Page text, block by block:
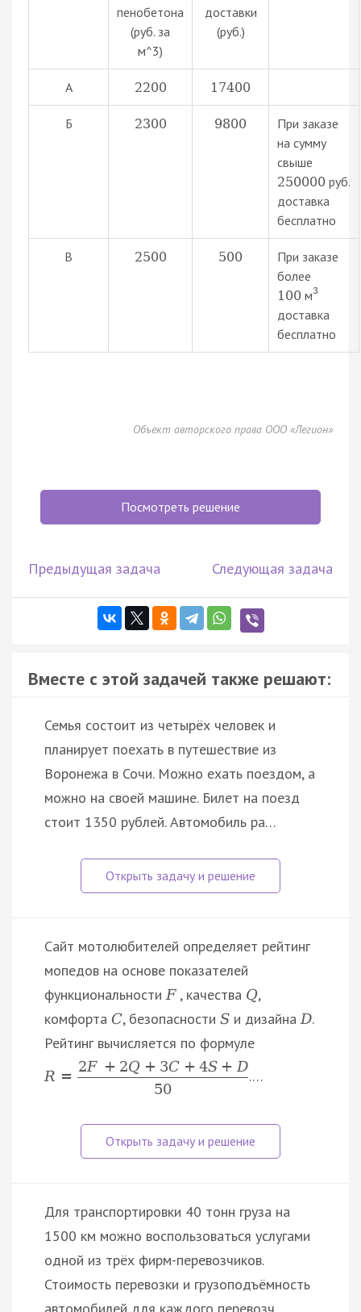
пенобетона
(руб. за
м^3)
доставки
(руб.)
А 2200 17400
Б 2300 9800
При заказе
на сумму
свыше
250000 руб.
доставка
бесплатно
В 2500 500
При заказе
более
100 м3
доставка
бесплатно
Объект авторского права ООО «Легион»
Посмотреть решение
Предыдущая задача Следующая задача
Вместе с этой задачей также решают:
Семья состоит из четырёх человек и
планирует поехать в путешествие из
Воронежа в Сочи. Можно ехать поездом, а
можно на своей машине. Билет на поезд
стоит 1350 рублей. Автомобиль ра…
Сайт мотолюбителей определяет рейтинг
мопедов на основе показателей
функциональностиF , качества Q,
комфорта C, безопасности S и дизайнаD.
Рейтинг вычисляется по формуле
R =
2F + 2Q + 3C + 4S + D
50
.…
Для транспортировки 40 тонн груза на
1500 км можно воспользоваться услугами
одной из трёх фирм-перевозчиков.
Стоимость перевозки и грузоподъёмность
автомобилей для каждого перевозч…